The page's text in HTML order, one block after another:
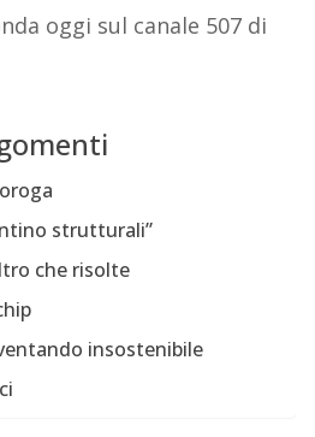
oggi sul canale 507 di
strutturali”
che risolte
insostenibile